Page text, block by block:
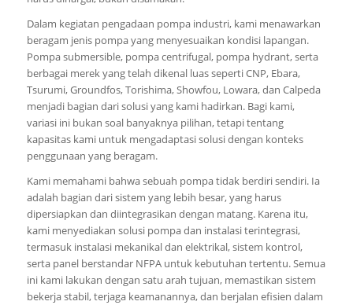
Dalam kegiatan pengadaan pompa industri, kami menawarkan
beragam jenis pompa yang menyesuaikan kondisi lapangan.
Pompa submersible, pompa centrifugal, pompa hydrant, serta
berbagai merek yang telah dikenal luas seperti CNP, Ebara,
Tsurumi, Groundfos, Torishima, Showfou, Lowara, dan Calpeda
menjadi bagian dari solusi yang kami hadirkan. Bagi kami,
variasi ini bukan soal banyaknya pilihan, tetapi tentang
kapasitas kami untuk mengadaptasi solusi dengan konteks
penggunaan yang beragam.
Kami memahami bahwa sebuah pompa tidak berdiri sendiri. Ia
adalah bagian dari sistem yang lebih besar, yang harus
dipersiapkan dan diintegrasikan dengan matang. Karena itu,
kami menyediakan solusi pompa dan instalasi terintegrasi,
termasuk instalasi mekanikal dan elektrikal, sistem kontrol,
serta panel berstandar NFPA untuk kebutuhan tertentu. Semua
ini kami lakukan dengan satu arah tujuan, memastikan sistem
bekerja stabil, terjaga keamanannya, dan berjalan efisien dalam